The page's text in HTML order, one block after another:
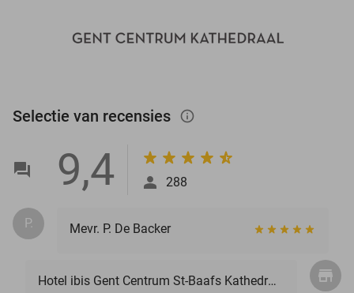
Selectie van recensies info_outlined
9,4 288
P. Mevr. P. De Backer
Hotel ibis Gent Centrum St-Baafs Kathedraal